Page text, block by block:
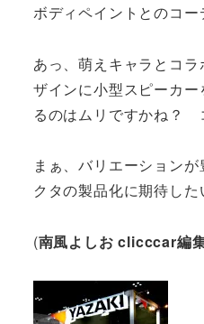
ボディペイントとのコ
あっ、萌えキャラとコ
ザインに小型スピーカ
るのはムリですかね？
まぁ、バリエーション
クタの製品化に期待し
(南風よしお clicccar編